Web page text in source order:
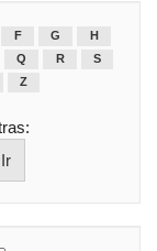
F G
H
Q R
S
Z